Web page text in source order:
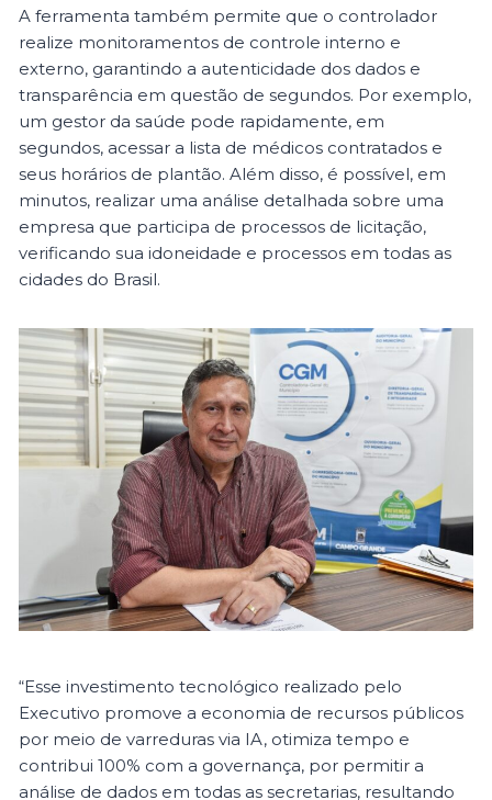
A ferramenta também permite que o controlador
realize monitoramentos de controle interno e
externo, garantindo a autenticidade dos dados e
transparência em questão de segundos. Por exemplo,
um gestor da saúde pode rapidamente, em
segundos, acessar a lista de médicos contratados e
seus horários de plantão. Além disso, é possível, em
minutos, realizar uma análise detalhada sobre uma
empresa que participa de processos de licitação,
verificando sua idoneidade e processos em todas as
cidades do Brasil.
“Esse investimento tecnológico realizado pelo
Executivo promove a economia de recursos públicos
por meio de varreduras via IA, otimiza tempo e
contribui 100% com a governança, por permitir a
análise de dados em todas as secretarias, resultando